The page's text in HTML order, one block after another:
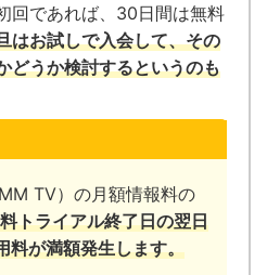
回であれば、30日間は無料
はお試しで入会して、その
どうか検討するというのも
TV）の月額情報料の
トライアル終了日の翌日
料が満額発生します。